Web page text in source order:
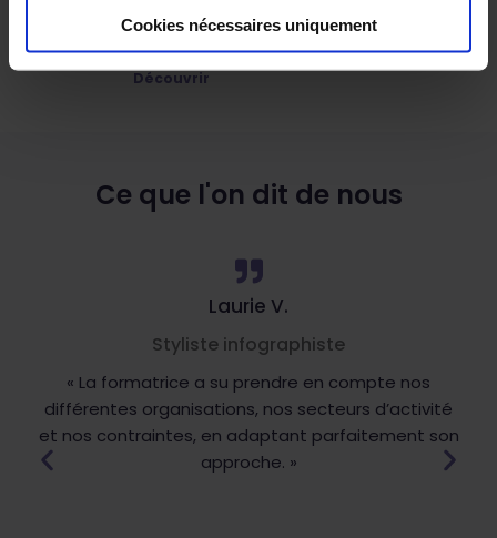
Cookies nécessaires uniquement
Initiation à Clo3D
Découvrir
Ce que l'on dit de nous
Laurie V.
Styliste infographiste
« La formatrice a su prendre en compte nos
différentes organisations, nos secteurs d’activité
et nos contraintes, en adaptant parfaitement son
approche. »